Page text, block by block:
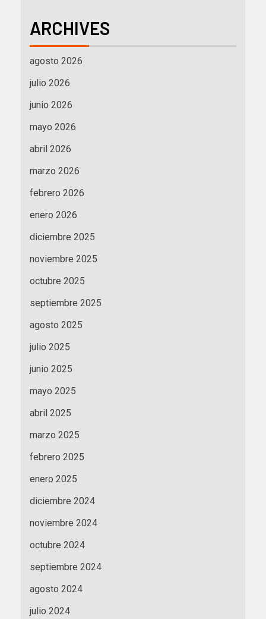
ARCHIVES
agosto 2026
julio 2026
junio 2026
mayo 2026
abril 2026
marzo 2026
febrero 2026
enero 2026
diciembre 2025
noviembre 2025
octubre 2025
septiembre 2025
agosto 2025
julio 2025
junio 2025
mayo 2025
abril 2025
marzo 2025
febrero 2025
enero 2025
diciembre 2024
noviembre 2024
octubre 2024
septiembre 2024
agosto 2024
julio 2024